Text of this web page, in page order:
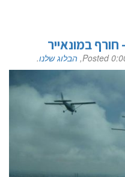
חורף במונאייר
Posted
, הבלוג שלנו.